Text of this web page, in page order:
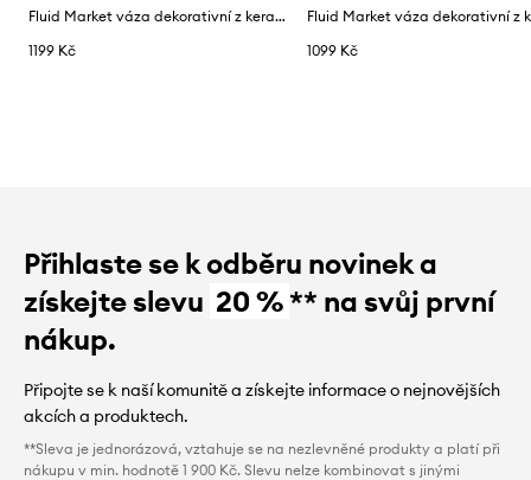
Fluid Market váza dekorativní z keramiky 50 x 260 x 160 cm
1199 Kč
1099 Kč
Přihlaste se k odběru novinek a
získejte slevu 20 %** na svůj první
nákup.
Připojte se k naší komunitě a získejte informace o nejnovějších
akcích a produktech.
**Sleva je jednorázová, vztahuje se na nezlevněné produkty a platí při
nákupu v min. hodnotě 1 900 Kč. Slevu nelze kombinovat s jinými